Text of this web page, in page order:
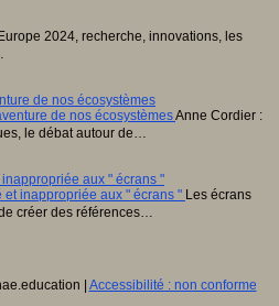
2024, recherche, innovations, les
de nos écosystèmes
Anne Cordier :
le débat autour de…
aux " écrans "
Les écrans
créer des références…
| Accessibilité : non conforme